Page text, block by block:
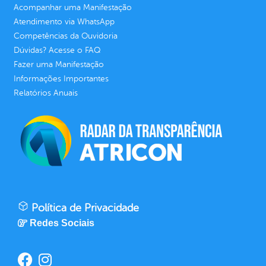
Acompanhar uma Manifestação
Atendimento via WhatsApp
Competências da Ouvidoria
Dúvidas? Acesse o FAQ
Fazer uma Manifestação
Informações Importantes
Relatórios Anuais
Política de Privacidade
Redes Sociais